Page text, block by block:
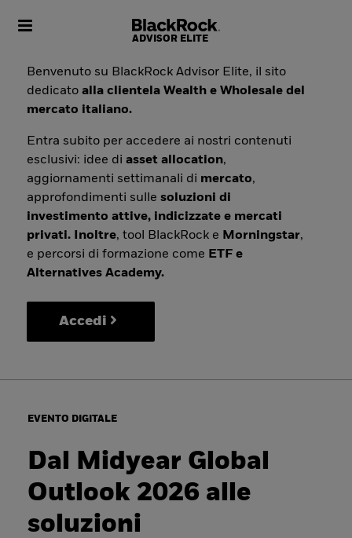
Toggle navigation
Benvenuto su BlackRock Advisor Elite, il sito
dedicatoalla clientela Wealth e Wholesale del
mercato italiano.
Entra subito per accedere ai nostri contenuti
esclusivi: idee diasset allocation,
aggiornamenti settimanali di mercato,
approfondimenti sullesoluzioni di
investimento attive, indicizzate e mercati
privati. Inoltre, tool BlackRock e Morningstar,
e percorsi di formazione come ETF e
Alternatives Academy.
Accedi
EVENTO DIGITALE
Dal Midyear Global
Outlook 2026 alle
soluzioni